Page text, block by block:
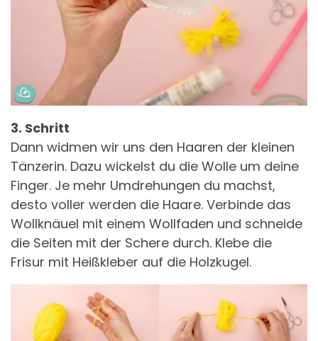
3. Schritt
Dann widmen wir uns den Haaren der kleinen
Tänzerin. Dazu wickelst du die Wolle um deine
Finger. Je mehr Umdrehungen du machst,
desto voller werden die Haare. Verbinde das
Wollknäuel mit einem Wollfaden und schneide
die Seiten mit der Schere durch. Klebe die
Frisur mit Heißkleber auf die Holzkugel.